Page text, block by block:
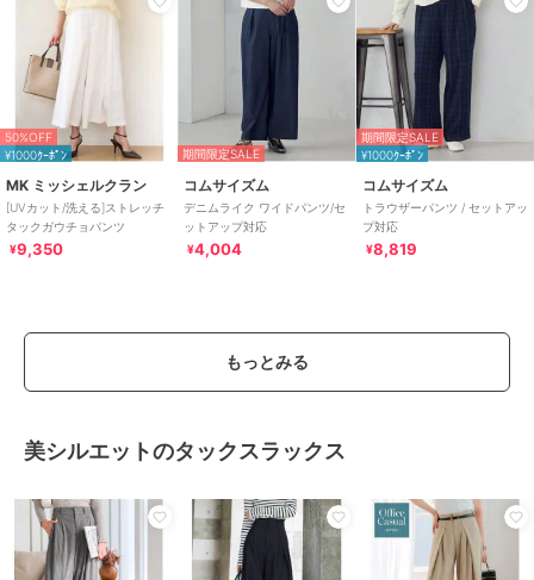
50%OFF
¥1000ｸｰﾎﾟﾝ
MK ミッシェルクラン
[UVカット/洗える]ストレッチ
タックガウチョパンツ
¥9,350
期間限定SALE
コムサイズム
デニムライク ワイドパンツ/セ
ットアップ対応
¥4,004
期間限定SALE
¥1000ｸｰﾎﾟﾝ
コムサイズム
トラウザーパンツ / セットアッ
プ対応
¥8,819
もっとみる
美シルエットのタックスラックス